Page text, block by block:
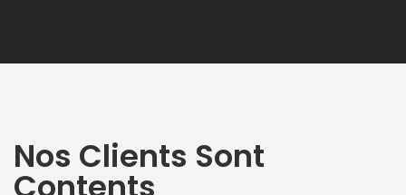
Nos Clients Sont